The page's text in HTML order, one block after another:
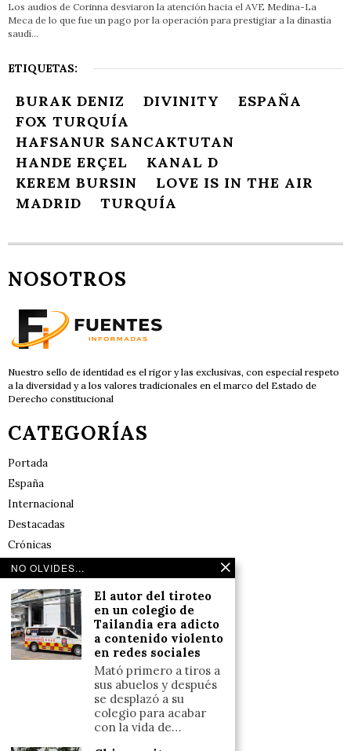
Los audios de Corinna desviaron la atención hacia el AVE Medina-La
Meca de lo que fue un pago por la operación para prestigiar a la dinastía
saudí…
ETIQUETAS:
BURAK DENIZ DIVINITY
ESPAÑA
FOX TURQUÍA
HAFSANUR SANCAKTUTAN
HANDE ERÇEL
KANAL D
KEREM BURSIN
LOVE IS IN THE AIR
MADRID
TURQUÍA
NOSOTROS
Nuestro sello de identidad es el rigor y las exclusivas, con especial respeto
a la diversidad y a los valores tradicionales en el marco del Estado de
Derecho constitucional
CATEGORÍAS
Portada
España
Internacional
Destacadas
Crónicas
Noticias de deportes en España
Reflexiones
LINKS
Política de cookies (UE)
Términos y condiciones
NO OLVIDES...
El autor del tiroteo
en un colegio de
Tailandia era adicto
a contenido violento
en redes sociales
Mató primero a tiros a
sus abuelos y después
se desplazó a su
colegio para acabar
con la vida de…